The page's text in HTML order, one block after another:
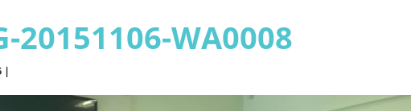
Terapêuticos
Intelectual
Visual
Diferenciais
20151106-WA0008
|